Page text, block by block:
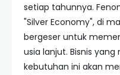
setiap tahunnya.
"Silver Economy", di
bergeser untuk
usia lanjut. Bisnis
kebutuhan ini akan